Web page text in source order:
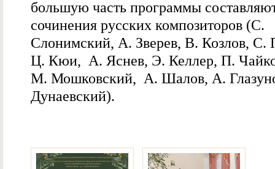
большую часть программы
сочинения русских композиторов (С.
Слонимский, А. Зверев, В. Козлов, С.
Ц. Кюи, А. Яснев, Э. Келлер, П.
М. Мошковский, А. Шалов, А.
Дунаевский).